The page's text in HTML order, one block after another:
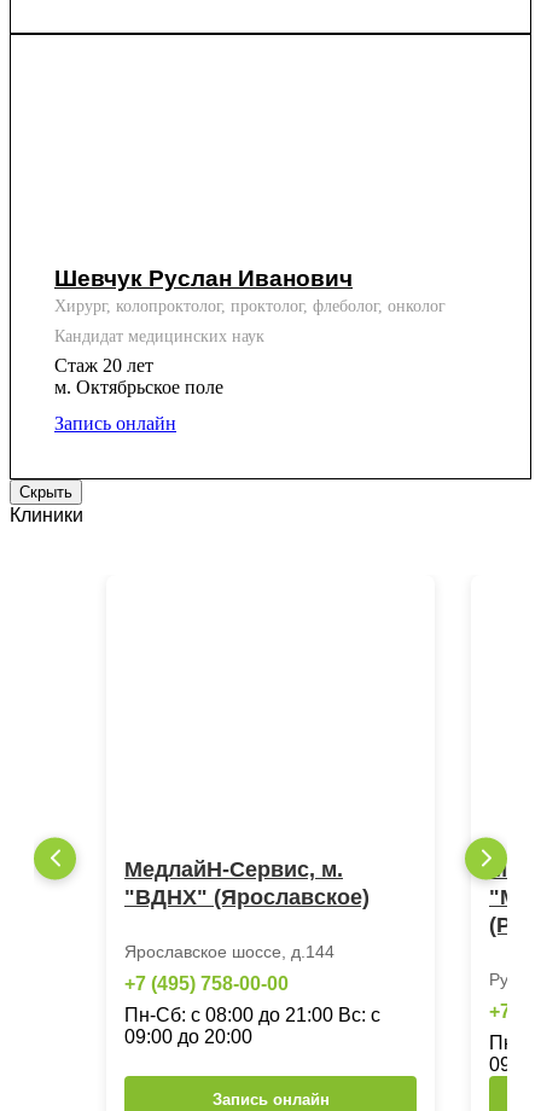
Шевчук Руслан Иванович
Хирург, колопроктолог, проктолог, флеболог, онколог
Кандидат медицинских наук
Стаж 20 лет
м. Октябрьское поле
Запись онлайн
Скрыть
Клиники
МедлайН-Сервис, м.
"ВДНХ" (Ярославское)
Ярославское шоссе, д.144
+7 (495) 758-00-00
Пн-Сб: с 08:00 до 21:00 Вс: с
09:00 до 20:00
Запись онлайн
+7
Пн-